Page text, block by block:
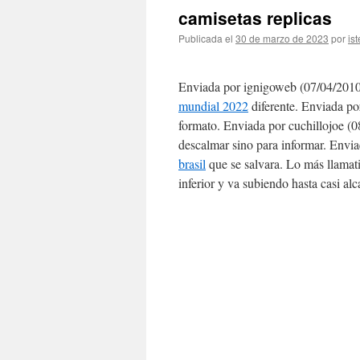
camisetas replicas
Publicada el 30 de marzo de 2023 por
Enviada por ignigoweb (07/04/
mundial 2022diferente. Enviada
formato. Enviada por cuchillojoe
descalmar sino para informar.
brasil que se salvara. Lo más
inferior y va subiendo hasta casi